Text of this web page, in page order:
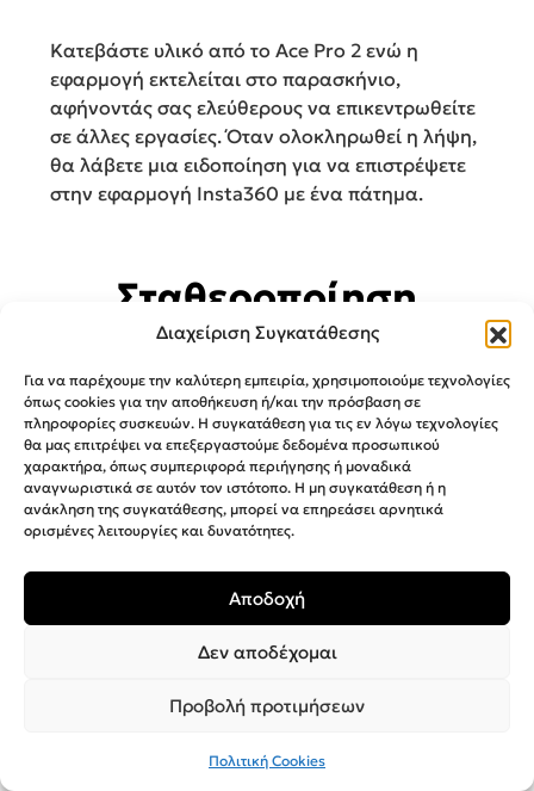
Διαχείριση Συγκατάθεσης
Για να παρέχουμε την καλύτερη εμπειρία, χρησιμοποιούμε τεχνολογίες
όπως cookies για την αποθήκευση ή/και την πρόσβαση σε
πληροφορίες συσκευών. Η συγκατάθεση για τις εν λόγω τεχνολογίες
θα μας επιτρέψει να επεξεργαστούμε δεδομένα προσωπικού
χαρακτήρα, όπως συμπεριφορά περιήγησης ή μοναδικά
αναγνωριστικά σε αυτόν τον ιστότοπο. Η μη συγκατάθεση ή η
ανάκληση της συγκατάθεσης, μπορεί να επηρεάσει αρνητικά
ορισμένες λειτουργίες και δυνατότητες.
Αποδοχή
Δεν αποδέχομαι
Προβολή προτιμήσεων
Πολιτική Cookies
Κατεβάστε υλικό από το Ace Pro 2 ενώ η
εφαρμογή εκτελείται στο παρασκήνιο,
αφήνοντάς σας ελεύθερους να επικεντρωθείτε
σε άλλες εργασίες. Όταν ολοκληρωθεί η λήψη,
θα λάβετε μια ειδοποίηση για να επιστρέψετε
στην εφαρμογή Insta360 με ένα πάτημα.
Σταθεροποίηση
FlowState & κλείδωμα
ορίζοντα
Αποκτήστε ομαλό βίντεο ακόμα και στις πιο
δύσκολες συνθήκες με έναν αλγόριθμο
σταθεροποίησης. Ενισχύστε τη δράση με το
Horizon Lock. Αψηφήστε τη βαρύτητα
διατηρώντας το υλικό σας άψογα επίπεδο για
πιο ομαλά, πιο ευδιάκριτα βίντεο.
Μπαταρίες μεγάλης
διάρκειας με γρήγορη